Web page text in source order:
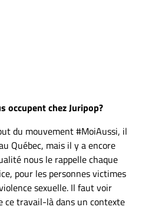
occupent chez Juripop?
du mouvement #MoiAussi, il
Québec, mais il y a encore
nous le rappelle chaque
pour les personnes victimes
sexuelle. Il faut voir
ce travail-là dans un contexte